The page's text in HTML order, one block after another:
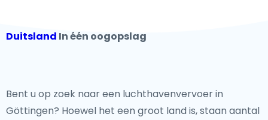
Duitsland In één oogopslag
Bent u op zoek naar een luchthavenvervoer in
Göttingen? Hoewel het een groot land is, staan aantal